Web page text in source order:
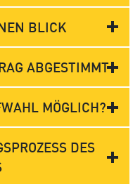
BLICK
ABGESTIMMT
MÖGLICH?
DES